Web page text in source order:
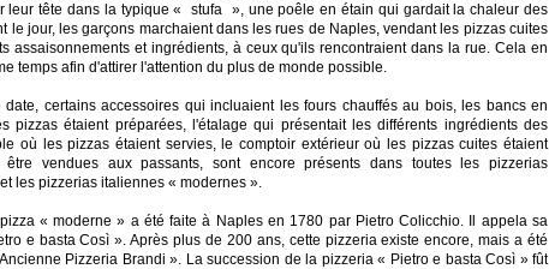
leur tête dans la typique « stufa », une poêle en étain qui gardait la chaleur des
le jour, les garçons marchaient dans les rues de Naples, vendant les pizzas cuites
assaisonnements et ingrédients, à ceux qu'ils rencontraient dans la rue. Cela en
temps afin d'attirer l'attention du plus de monde possible.
date, certains accessoires qui incluaient les fours chauffés au bois, les bancs en
pizzas étaient préparées, l'étalage qui présentait les différents ingrédients des
où les pizzas étaient servies, le comptoir extérieur où les pizzas cuites étaient
être vendues aux passants, sont encore présents dans toutes les pizzerias
les pizzerias italiennes « modernes ».
« moderne » a été faite à Naples en 1780 par Pietro Colicchio. Il appela sa
e basta Così ». Après plus de 200 ans, cette pizzeria existe encore, mais a été
Pizzeria Brandi ». La succession de la pizzeria « Pietro e basta Così » fût